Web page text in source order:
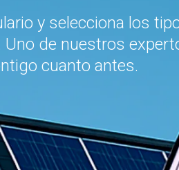
y selecciona los
de nuestros
cuanto antes.